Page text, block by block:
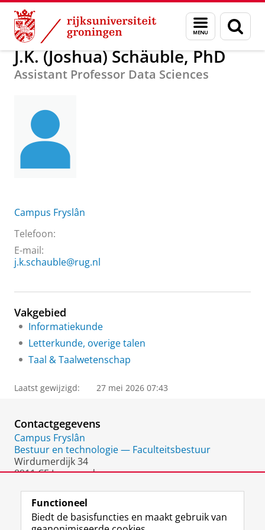
Skip
Content
Skip
Navigation
Menu
en
zoeken
Over ons J.K. (Joshua) Schäuble, PhD
J.K. (Joshua) Schäuble, PhD
Assistant Professor Data Sciences
Campus Fryslân
Telefoon:
E-mail:
j.k.schauble@rug.nl
Vakgebied
Informatiekunde
Letterkunde, overige talen
Taal & Taalwetenschap
Laatst gewijzigd: 27 mei 2026 07:43
Contactgegevens
Campus Fryslân
Bestuur en technologie — Faculteitsbestuur
Wirdumerdijk 34
8911 CE Leeuwarden
Functioneel
Biedt de basisfuncties en maakt gebruik van